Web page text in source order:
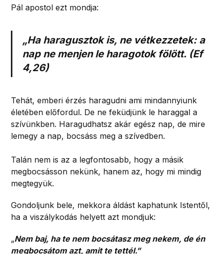
Pál apostol ezt mondja:
„Ha haragusztok is, ne vétkezzetek: a
nap ne menjen le haragotok fölött. (Ef
4,26)
Tehát, emberi érzés haragudni ami mindannyiunk
életében előfordul. De ne feküdjünk le haraggal a
szívünkben. Haragudhatsz akár egész nap, de mire
lemegy a nap, bocsáss meg a szívedben.
Talán nem is az a legfontosabb, hogy a másik
megbocsásson nekünk, hanem az, hogy mi mindig
megtegyük.
Gondoljunk bele, mekkora áldást kaphatunk Istentől,
ha a viszálykodás helyett azt mondjuk:
„Nem baj, ha te nem bocsátasz meg nekem, de én
megbocsátom azt, amit te tettél.”